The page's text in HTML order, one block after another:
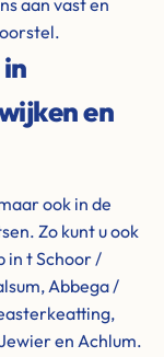
aan vast en
en
ook in de
Zo kunt u ook
in t Schoor /
Abbega /
en Achlum.